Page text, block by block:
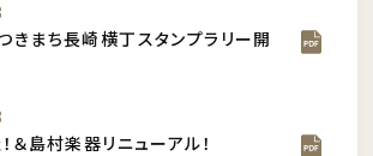
まち長崎横丁スタンプラリー開
＆島村楽器リニューアル！